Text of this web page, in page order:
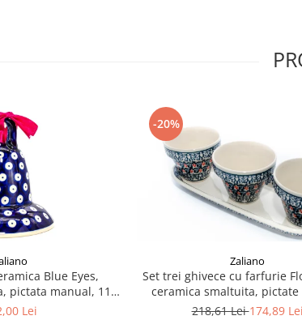
Blue Eyes,
pictata manual, 11,4
cm Lei
-20%
Zaliano
Set trei ghivece cu farfurie
ceramica smaltuita, pictate
218,61 Lei174,89 Lei